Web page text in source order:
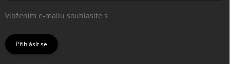
Vložením e-mailu souhlasíte s
Přihlásit se